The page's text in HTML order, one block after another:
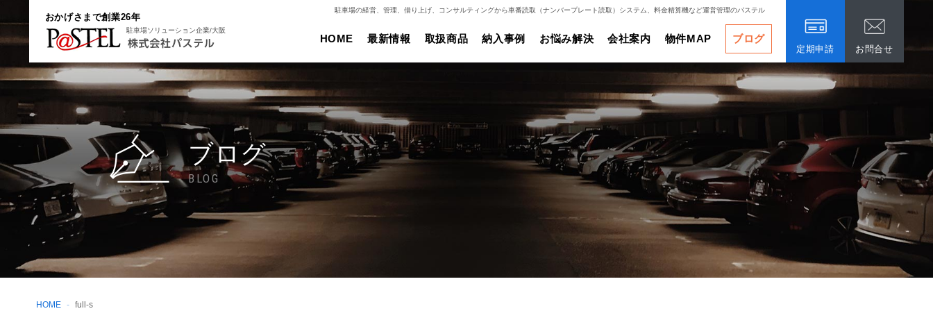
おかげさまで創業26年
駐車場ソリューション企業/大阪
駐車場の経営、管理、借り上げ、コンサルティングから車番読取（ナンバープレート読取）システム、料金精算機など運営管理のパステル
HOME 最新情報 取扱商品 納入事例 お悩み解決 会社案内 物件MAP ブログ
定期申請 お問合せ
ブログ
BLOG
HOME full-s